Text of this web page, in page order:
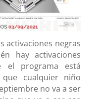
activaciones negras
hay activaciones
el programa está
que cualquier niño
no va a ser